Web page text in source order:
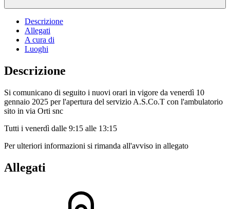
Descrizione
Allegati
A cura di
Luoghi
Descrizione
Si comunicano di seguito i nuovi orari in vigore da venerdì 10
gennaio 2025 per l'apertura del servizio A.S.Co.T con l'ambulatorio
sito in via Orti snc
Tutti i venerdì dalle 9:15 alle 13:15
Per ulteriori informazioni si rimanda all'avviso in allegato
Allegati